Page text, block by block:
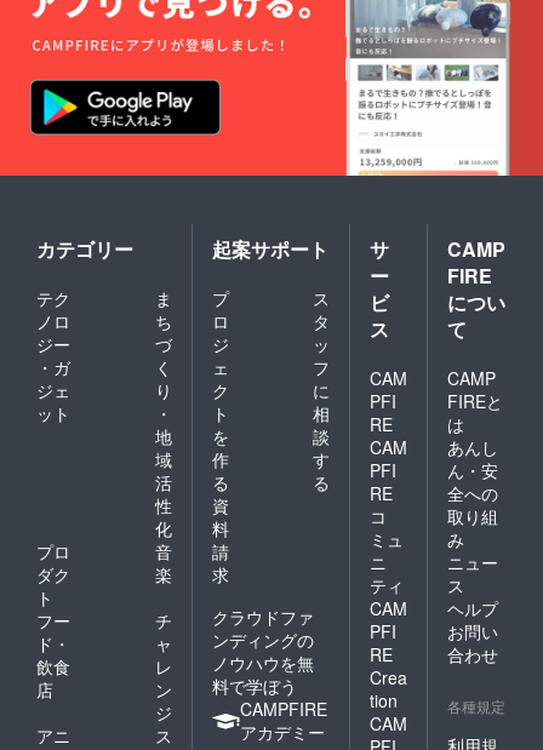
カテゴリー
テク
ノロ
ジー
・ガ
ジェ
ット
ま
ち
づ
く
り
・
地
域
活
性
化
プロ
ダク
ト
音
楽
フー
ド・
飲食
店
チ
ャ
レ
ン
ジ
アニ
ス
起案サポート
プ
ロ
ジ
ェ
ク
ト
を
作
る
ス
タ
ッ
フ
に
相
談
す
る
資
料
請
求
クラウドファ
ンディングの
ノウハウを無
料で学ぼう
CAMPFIRE
アカデミー
サ
ー
ビ
ス
CAM
PFI
RE
CAM
PFI
RE
コ
ミュ
ニ
ティ
CAM
PFI
RE
Crea
tion
CAM
CAMP
FIRE
につい
て
CAMP
FIREと
は
あんし
ん・安
全への
取り組
み
ニュー
ス
ヘルプ
お問い
合わせ
各種規定